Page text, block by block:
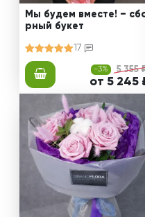
Мы будем вместе! –
рный букет
17
-3% 5 355
от 5 245